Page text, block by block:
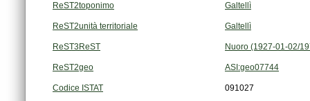
ReST2toponimo Galtellì
ReST2unità territoriale Galtellì
ReST3ReST Nuoro (1927-01-02/
ReST2geo ASI:geo07744
Codice ISTAT 091027